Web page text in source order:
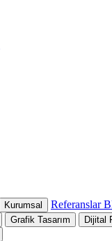
Kurumsal Referanslar
Grafik Tasarım
Dijital